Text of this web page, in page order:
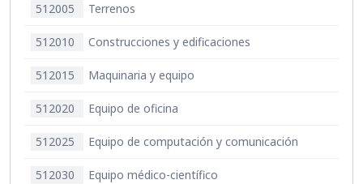
512005 Terrenos
512010 Construcciones y edificaciones
512015 Maquinaria y equipo
512020 Equipo de oficina
512025 Equipo de computación y comunicación
512030 Equipo médico-científico